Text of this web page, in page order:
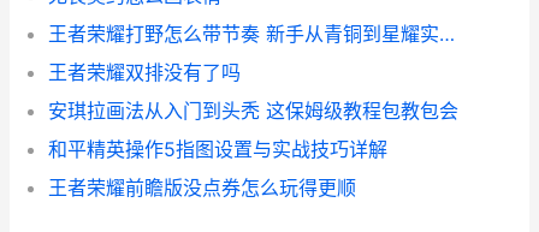
王者荣耀打野怎么带节奏 新手从青铜到星耀实战教学
王者荣耀双排没有了吗
安琪拉画法从入门到头秃 这保姆级教程包教包会
和平精英操作5指图设置与实战技巧详解
王者荣耀前瞻版没点券怎么玩得更顺